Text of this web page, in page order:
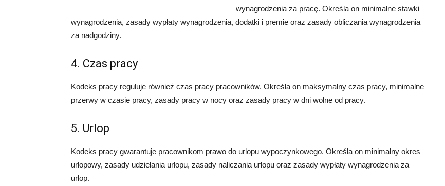
wynagrodzenia za pracę. Określa on minimalne stawki
wynagrodzenia, zasady wypłaty wynagrodzenia, dodatki i premie oraz zasady obliczania wynagrodzenia
za nadgodziny.
4. Czas pracy
Kodeks pracy reguluje również czas pracy pracowników. Określa on maksymalny czas pracy, minimalne
przerwy w czasie pracy, zasady pracy w nocy oraz zasady pracy w dni wolne od pracy.
5. Urlop
Kodeks pracy gwarantuje pracownikom prawo do urlopu wypoczynkowego. Określa on minimalny okres
urlopowy, zasady udzielania urlopu, zasady naliczania urlopu oraz zasady wypłaty wynagrodzenia za
urlop.